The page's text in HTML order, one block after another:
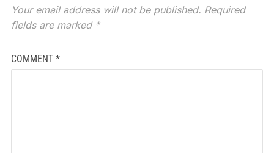
Your email address will not be published. Required
fields are marked *
COMMENT *